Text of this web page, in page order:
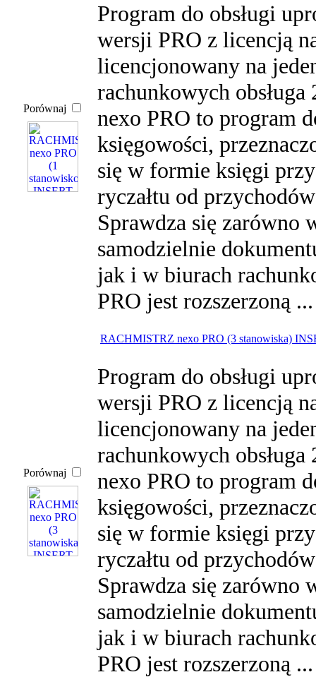
Porównaj
Program do obsługi
wersji PRO z licencją
licencjonowany na
rachunkowych
nexo PRO to program
księgowości,
się w formie księgi
ryczałtu od
Sprawdza się zarówno
samodzielnie
jak i w biurach
PRO jest rozszerzoną
Porównaj
RACHMISTRZ nexo PRO (3 stanowiska)
Program do obsługi
wersji PRO z licencją
licencjonowany na
rachunkowych
nexo PRO to program
księgowości,
się w formie księgi
ryczałtu od
Sprawdza się zarówno
samodzielnie
jak i w biurach
PRO jest rozszerzoną